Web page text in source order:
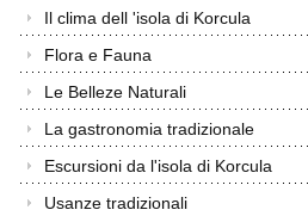
Il clima dell 'isola di Korcula
Flora e Fauna
Le Belleze Naturali
La gastronomia tradizionale
Escursioni da l'isola di Korcula
Usanze tradizionali